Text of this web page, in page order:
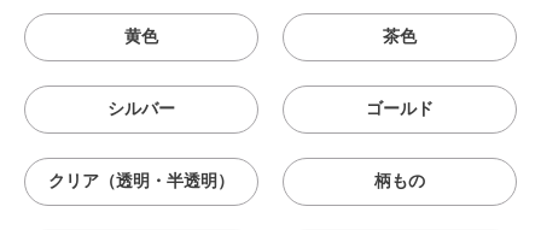
黄色 茶色
シルバー ゴールド
クリア（透明・半透明） 柄もの